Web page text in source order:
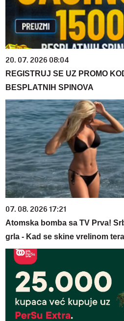
20. 07. 2026 08:04
REGISTRUJ SE UZ PROMO
BESPLATNIH SPINOVA
07. 08. 2026 17:21
Atomska bomba sa TV Prva!
grla - Kad se skine vrelinom